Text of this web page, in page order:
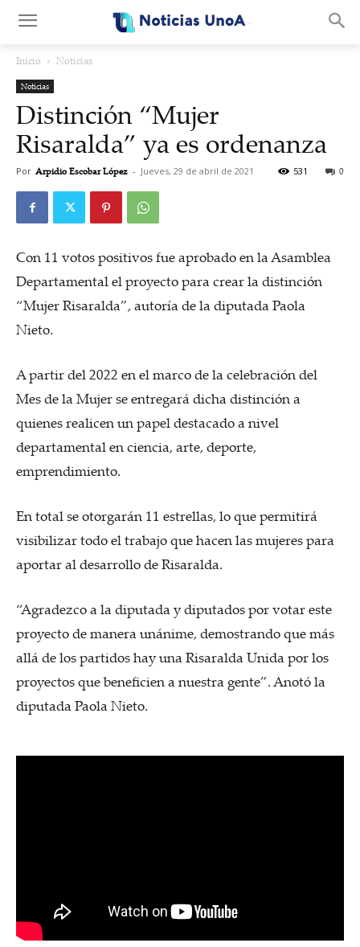
Inicio Noticias
Noticias
Distinción “Mujer
Risaralda” ya es ordenanza
Por Arpidio Escobar López - Jueves, 29 de abril de 2021 0
531
Con 11 votos positivos fue aprobado en la Asamblea
Departamental el proyecto para crear la distinción
“Mujer Risaralda”, autoría de la diputada Paola
Nieto.
A partir del 2022 en el marco de la celebración del
Mes de la Mujer se entregará dicha distinción a
quienes realicen un papel destacado a nivel
departamental en ciencia, arte, deporte,
emprendimiento.
En total se otorgarán 11 estrellas, lo que permitirá
visibilizar todo el trabajo que hacen las mujeres para
aportar al desarrollo de Risaralda.
“Agradezco a la diputada y diputados por votar este
proyecto de manera unánime, demostrando que más
allá de los partidos hay una Risaralda Unida por los
proyectos que beneficien a nuestra gente”. Anotó la
diputada Paola Nieto.